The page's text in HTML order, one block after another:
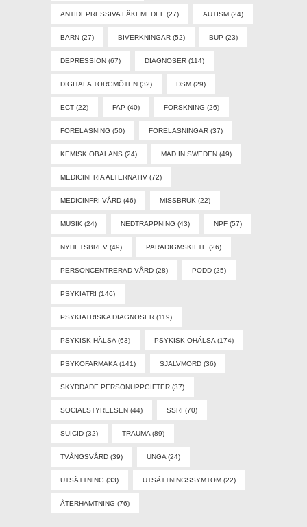
ANTIDEPRESSIVA LÄKEMEDEL (27) AUTISM (24)
BARN (27) BIVERKNINGAR (52) BUP (23)
DEPRESSION (67) DIAGNOSER (114)
DIGITALA TORGMÖTEN (32) DSM (29)
ECT (22) FAP (40) FORSKNING (26)
FÖRELÄSNING (50) FÖRELÄSNINGAR (37)
KEMISK OBALANS (24) MAD IN SWEDEN (49)
MEDICINFRIA ALTERNATIV (72)
MEDICINFRI VÅRD (46) MISSBRUK (22)
MUSIK (24) NEDTRAPPNING (43) NPF (57)
NYHETSBREV (49) PARADIGMSKIFTE (26)
PERSONCENTRERAD VÅRD (28) PODD (25)
PSYKIATRI (146)
PSYKIATRISKA DIAGNOSER (119)
PSYKISK HÄLSA (63) PSYKISK OHÄLSA (174)
PSYKOFARMAKA (141) SJÄLVMORD (36)
SKYDDADE PERSONUPPGIFTER (37)
SOCIALSTYRELSEN (44) SSRI (70)
SUICID (32) TRAUMA (89)
TVÅNGSVÅRD (39) UNGA (24)
UTSÄTTNING (33) UTSÄTTNINGSSYMTOM (22)
ÅTERHÄMTNING (76)